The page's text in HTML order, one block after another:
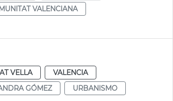
VALENCIANA
VELLA
VALENCIA
GÓMEZ
URBANISMO